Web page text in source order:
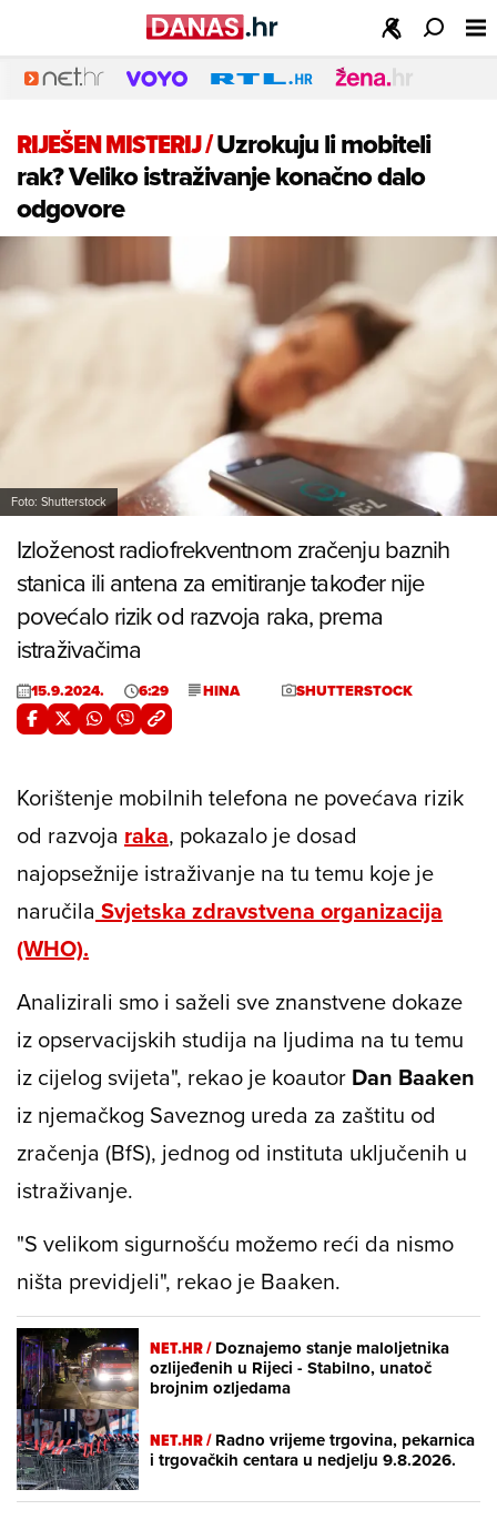
RIJEŠEN MISTERIJ/Uzrokuju li mobiteli
rak? Veliko istraživanje konačno dalo
odgovore
Foto: Shutterstock
Izloženost radiofrekventnom zračenju baznih
stanica ili antena za emitiranje također nije
povećalo rizik od razvoja raka, prema
istraživačima
15.9.2024. 6:29 HINA SHUTTERSTOCK
Korištenje mobilnih telefona ne povećava rizik
od razvoja raka, pokazalo je dosad
najopsežnije istraživanje na tu temu koje je
naručila Svjetska zdravstvena organizacija
(WHO).
Analizirali smo i saželi sve znanstvene dokaze
iz opservacijskih studija na ljudima na tu temu
iz cijelog svijeta", rekao je koautor Dan Baaken
iz njemačkog Saveznog ureda za zaštitu od
zračenja (BfS), jednog od instituta uključenih u
istraživanje.
"S velikom sigurnošću možemo reći da nismo
ništa previdjeli", rekao je Baaken.
NET.HR /Doznajemo stanje maloljetnika
ozlijeđenih u Rijeci - Stabilno, unatoč
brojnim ozljedama
NET.HR /Radno vrijeme trgovina, pekarnica
i trgovačkih centara u nedjelju 9.8.2026.